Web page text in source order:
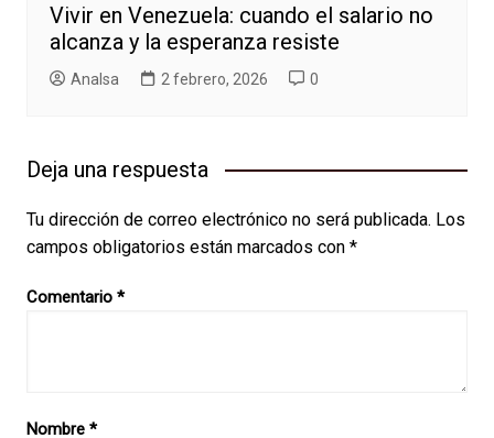
Vivir en Venezuela: cuando el salario no
alcanza y la esperanza resiste
AnaIsa 2 febrero, 2026 0
Deja una respuesta
Tu dirección de correo electrónico no será publicada. Los
campos obligatorios están marcados con *
Comentario *
Nombre *